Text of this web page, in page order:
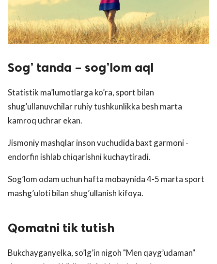
Sog’ tanda – sog’lom aql
Statistik ma’lumotlarga ko’ra, sport bilan
shug’ullanuvchilar ruhiy tushkunlikka besh marta
kamroq uchrar ekan.
Jismoniy mashqlar inson vuchudida baxt garmoni -
endorfin ishlab chiqarishni kuchaytiradi.
Sog’lom odam uchun hafta mobaynida 4-5 marta sport
mashg’uloti bilan shug’ullanish kifoya.
Qomatni tik tutish
Bukchayganyelka, so’lg’in nigoh "Men qayg’udaman"